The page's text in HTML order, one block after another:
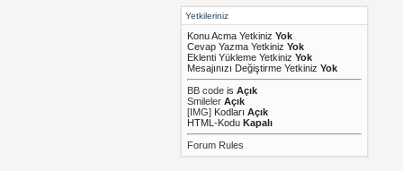
Yetkileriniz
Konu Acma Yetkiniz Yok
Cevap Yazma Yetkiniz Yok
Eklenti Yükleme Yetkiniz Yok
Mesajınızı Değiştirme Yetkiniz Yok
BB code is Açık
Smileler Açık
[IMG] Kodları Açık
HTML-Kodu Kapalı
Forum Rules